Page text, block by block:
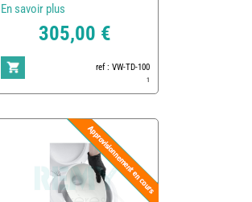
En savoir plus
305,00 €
ref : VW-TD-100
1